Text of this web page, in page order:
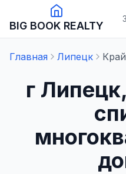
BIG BOOK REALTY
Главная Липецк
г